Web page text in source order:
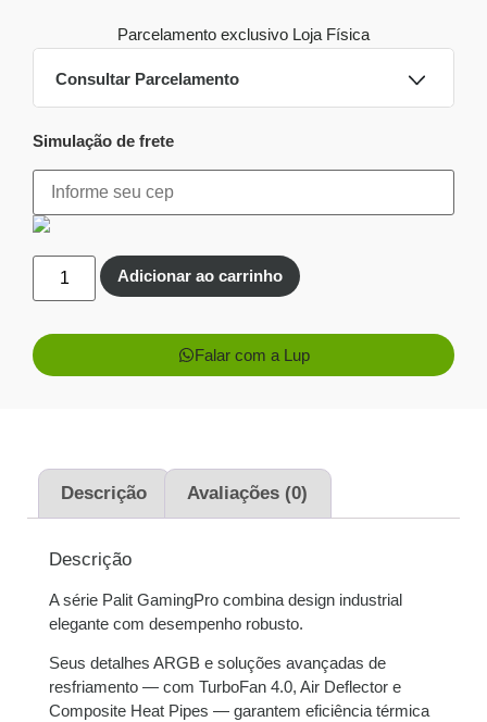
Parcelamento exclusivo Loja Física
Consultar Parcelamento
Dinheiro ou PIX
Pix:R$ 10.330,60
Cartões de crédito:
sem juros
sem juros
3x deR$3.663,33
sem juros
R$10.989,99
4x de
2.761,24
com juros
R$ 11.044,96
Simulação de frete
Adicionar ao carrinho
Falar com a Lup
Descrição Avaliações (0)
Descrição
A série Palit GamingPro combina design industrial
elegante com desempenho robusto.
Seus detalhes ARGB e soluções avançadas de
resfriamento — com TurboFan 4.0, Air Deflector e
Composite Heat Pipes — garantem eficiência térmica